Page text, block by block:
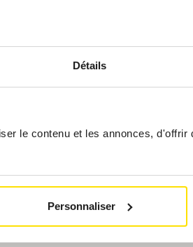
Détails
le contenu et les annonces,
Personnaliser
41 € 27 €
l’ACL vous accompagne pour vous